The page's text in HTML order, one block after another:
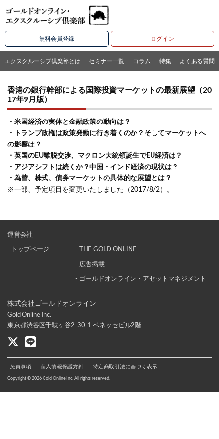
無料会員登録 ログイン
エクスクルーシブ倶楽部とは セミナー一覧 コラム 特集 よくある質問
香港の銀行幹部による国際投資マーケットの最新展望（20
17年9月版）
・米国経済の実体と金融政策の動向は？
・トランプ政権は政策発動に行き着くのか？そしてマーケットへ
の影響は？
・英国のEU離脱交渉、マクロン大統領誕生でEU経済は？
・アジアシフトは続くか？中国・インド経済の現状は？
・為替、株式、債券マーケットの具体的な展望とは？
※一部、予定項目を変更いたしました（2017/8/2）。
株式会社ゴールドオンライン
Gold Online Inc.
東京都渋谷区千駄ヶ谷2-30-1 ベネッセビル2階
運営会社
- トップページ - THE GOLD ONLINE
- 広告掲載
- ゴールドオンライン・アセットマネジメント
免責事項 個人情報保護方針 特定商取引法に基づく表示
Copyright © 2026 Gold Online Inc. All rights reserved.